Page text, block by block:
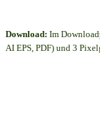
Download: Im
AI EPS, PDF) und 3